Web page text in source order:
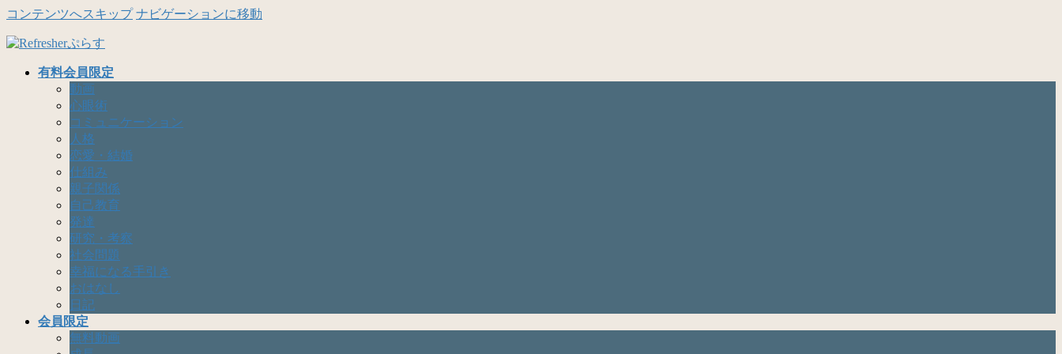
コンテンツへスキップ ナビゲーションに移動
有料会員限定
動画
心眼術
コミュニケーション
人格
恋愛・結婚
仕組み
親子関係
自己教育
発達
研究・考察
社会問題
幸福になる手引き
おはなし
日記
会員限定
無料動画